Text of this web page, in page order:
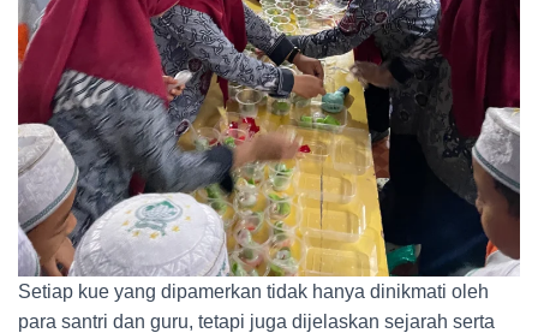
Setiap kue yang dipamerkan tidak hanya dinikmati oleh
para santri dan guru, tetapi juga dijelaskan sejarah serta